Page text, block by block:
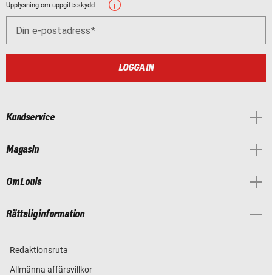
Upplysning om uppgiftsskydd
Din e-postadress
LOGGA IN
Kundservice
Magasin
Om Louis
Rättslig information
Redaktionsruta
Allmänna affärsvillkor